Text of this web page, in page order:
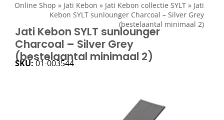
Dining
Lounge
Online Shop » Jati Kebon » Jati Kebon collectie SYLT » Jati
Kebon SYLT sunlounger Charcoal – Silver Grey
(bestelaantal minimaal 2)
Jati Kebon SYLT sunlounger
Charcoal – Silver Grey
(bestelaantal minimaal 2)
SKU:01-003544